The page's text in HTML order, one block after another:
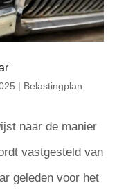
| Belastingplan
naar de manier
vastgesteld van
geleden voor het